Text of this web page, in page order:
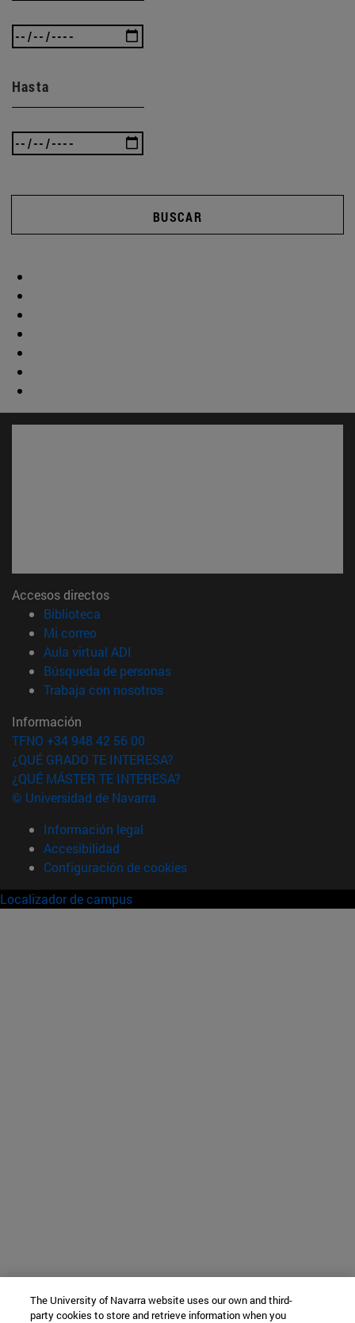
Hasta
BUSCAR
Accesos directos
Biblioteca
Mi correo(abre en nueva ventana)
Aula virtual ADI
Búsqueda de personas(abre en nueva ventana)
Trabaja con nosotros(abre en nueva ventana)
Información
TFNO +34 948 42 56 00
¿QUÉ GRADO TE INTERESA?
¿QUÉ MÁSTER TE INTERESA?
© Universidad de Navarra
Información legal
Accesibilidad
Configuración de cookies
Localizador de campus
The University of Navarra website uses our own and third-
party cookies to store and retrieve information when you